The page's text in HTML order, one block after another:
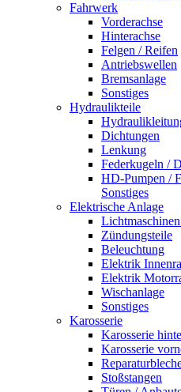
Fahrwerk
Vorderachse
Hinterachse
Felgen / Reifen
Antriebswellen
Bremsanlage
Sonstiges
Hydraulikteile
Dichtungen
Lenkung
Federkugeln /
HD-Pumpen /
Sonstiges
Elektrische Anlage
Zündungsteile
Beleuchtung
Elektrik
Elektrik
Wischanlage
Sonstiges
Karosserie
Karosserie
Karosserie
Stoßstangen